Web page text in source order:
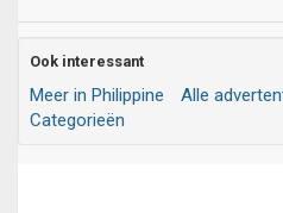
Ook interessant
Meer in Philippine Alle
Categorieën